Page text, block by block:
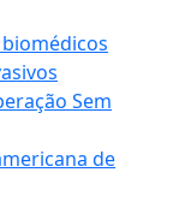
Sem
de